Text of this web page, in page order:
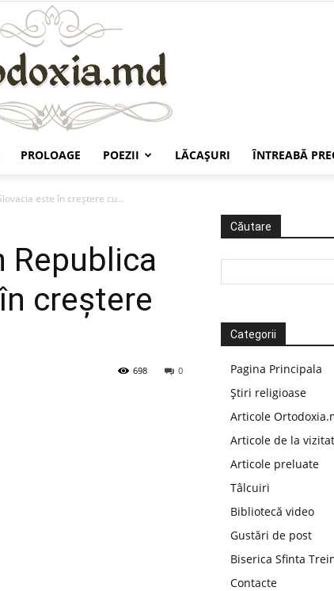
PROLOAGE POEZII LĂCAŞURI ÎNTREABĂ
este în creştere cu...
Republica
creştere
0
698
Căutare
Categorii
Pagina Principala
Știri religioase
Articole
Articole de la
Articole preluate
Tâlcuiri
Bibliotecă video
Gustări de post
Biserica Sfinta
Contacte